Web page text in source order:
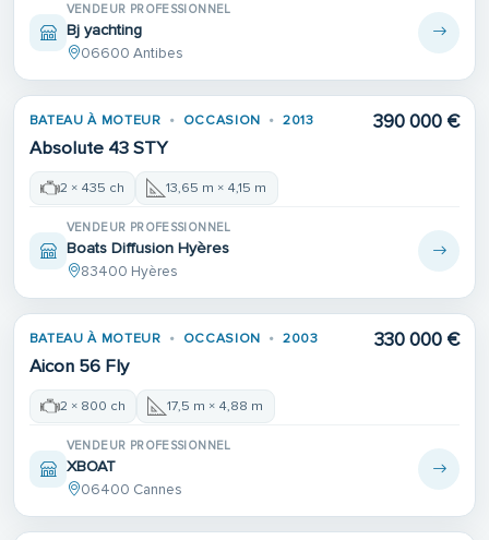
VENDEUR PROFESSIONNEL
Bj yachting
06600 Antibes
BATEAU À MOTEUR OCCASION 2013
Absolute 43 STY
390 000 €
2 × 435 ch 13,65 m × 4,15 m
VENDEUR PROFESSIONNEL
Boats Diffusion Hyères
83400 Hyères
BATEAU À MOTEUR OCCASION 2003
Aicon 56 Fly
330 000 €
2 × 800 ch 17,5 m × 4,88 m
VENDEUR PROFESSIONNEL
XBOAT
06400 Cannes